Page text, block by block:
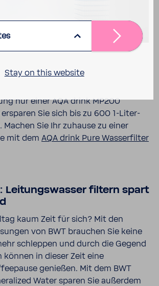
nur einer AQA drink MP200
Sie sich bis zu 600 1-Liter-
Sie Ihr zuhause zu einer
mit dem AQA drink Pure Wasserfilter
Leitungswasser filtern spart
kaum Zeit für sich? Mit den
von BWT brauchen Sie keine
schleppen und durch die Gegend
können in dieser Zeit eine
genießen. Mit dem BWT
Water sparen Sie außerdem
Stay on this website